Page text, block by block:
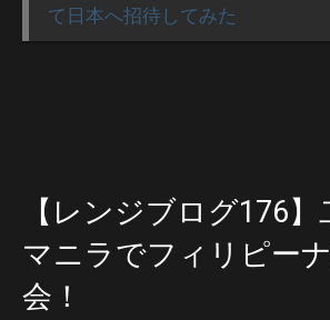
て日本へ招待してみた
【レンジブログ176
マニラでフィリピー
会！